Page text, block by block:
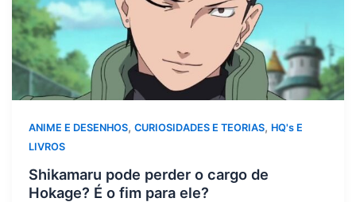
ANIME E DESENHOS,CURIOSIDADES E TEORIAS, HQ's E
LIVROS
Shikamaru pode perder o cargo de
Hokage? É o fim para ele?